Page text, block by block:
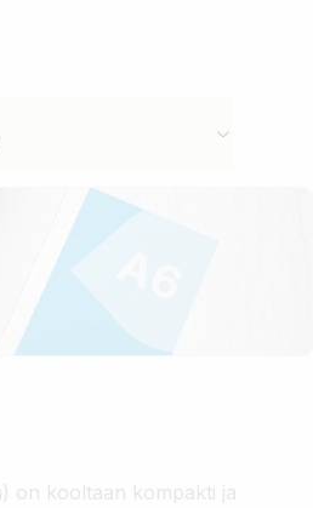
on kooltaan kompakti ja